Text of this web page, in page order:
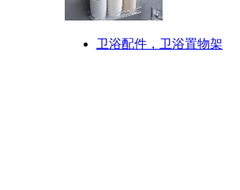
卫浴配件，卫浴置物架